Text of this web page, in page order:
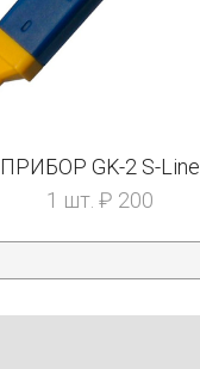
ПРИБОР GK-2 S-Line
1 шт. ₽ 200